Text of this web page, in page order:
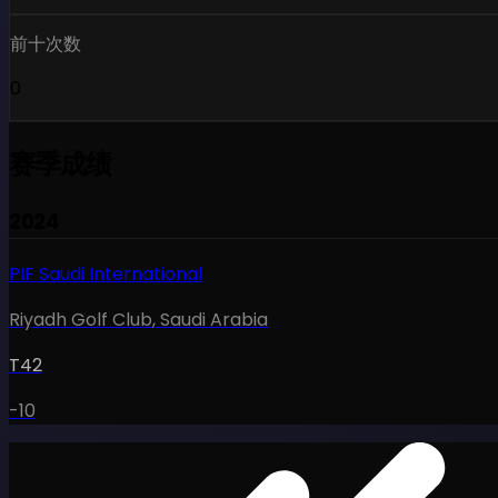
前十次数
PIF Saudi International
Riyadh Golf Club,Saudi Arabia
T42
-10